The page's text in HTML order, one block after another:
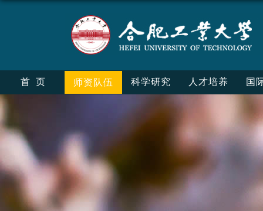
首页 师资队伍 科学研究 人才培养 国